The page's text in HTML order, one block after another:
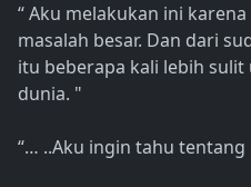
“ Aku melakukan ini
masalah besar. Dan dari
itu beberapa kali lebih
dunia. "
“… ..Aku ingin tahu tentang